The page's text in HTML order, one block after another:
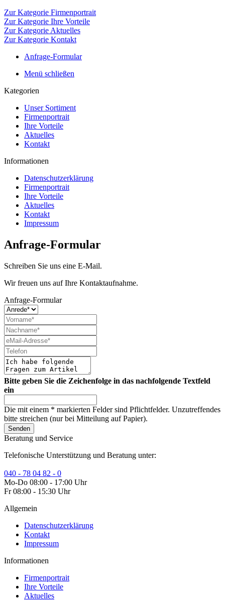
Zur Kategorie Firmenportrait
Zur Kategorie Ihre Vorteile
Zur Kategorie Aktuelles
Zur Kategorie Kontakt
Anfrage-Formular
Menü schließen
Kategorien
Unser Sortiment
Firmenportrait
Ihre Vorteile
Aktuelles
Kontakt
Informationen
Datenschutzerklärung
Firmenportrait
Ihre Vorteile
Aktuelles
Kontakt
Impressum
Anfrage-Formular
Schreiben Sie uns eine E-Mail.
Wir freuen uns auf Ihre Kontaktaufnahme.
Anfrage-Formular
Bitte geben Sie die Zeichenfolge in das nachfolgende Textfeld
ein
Die mit einem * markierten Felder sind Pflichtfelder. Unzutreffendes
bitte streichen (nur bei Mitteilung auf Papier).
Senden
Beratung und Service
Telefonische Unterstützung und Beratung unter:
040 - 78 04 82 - 0
Mo-Do 08:00 - 17:00 Uhr
Fr 08:00 - 15:30 Uhr
Allgemein
Datenschutzerklärung
Kontakt
Impressum
Informationen
Firmenportrait
Ihre Vorteile
Aktuelles